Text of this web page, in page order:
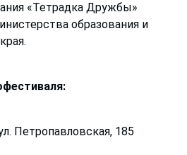
«Тетрадка Дружбы»
образования и
Петропавловская, 185